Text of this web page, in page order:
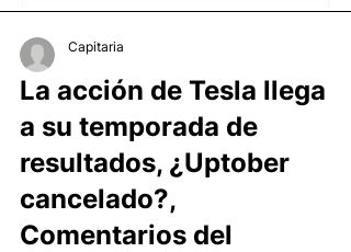
La acción de Tesla llega
a su temporada de
resultados, ¿Uptober
cancelado?,
Comentarios del
Capitaria